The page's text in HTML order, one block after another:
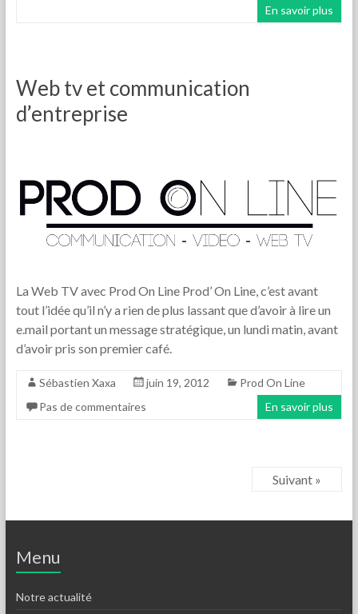
En savoir plus
Web tv et communication
d’entreprise
La Web TV avec Prod On Line Prod’ On Line, c’est avant
tout l’idée qu’il n’y a rien de plus lassant que d’avoir à lire un
e.mail portant un message stratégique, un lundi matin, avant
d’avoir pris son premier café.
Sébastien Xaxa juin 19, 2012
Prod On Line
Pas de commentaires
En savoir plus
Suivant »
Menu
Notre actualité